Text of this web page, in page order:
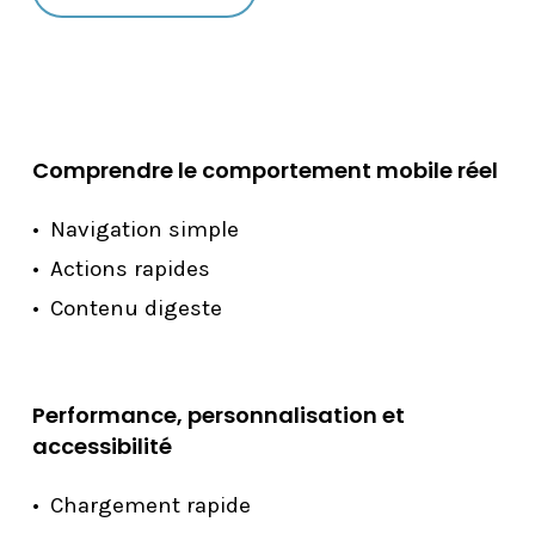
Comprendre le comportement mobile réel
Navigation simple
Actions rapides
Contenu digeste
Performance, personnalisation et
accessibilité
Chargement rapide